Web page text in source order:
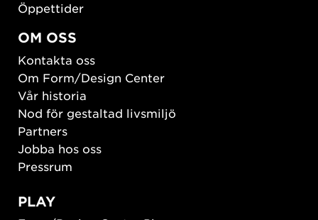
Öppettider
OM OSS
Kontakta oss
Om Form/Design Center
Vår historia
Nod för gestaltad livsmiljö
Partners
Jobba hos oss
Pressrum
PLAY